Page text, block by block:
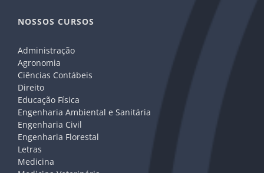
NOSSOS CURSOS
Administração
Agronomia
Ciências Contábeis
Direito
Educação Física
Engenharia Ambiental e Sanitária
Engenharia Civil
Engenharia Florestal
Letras
Medicina